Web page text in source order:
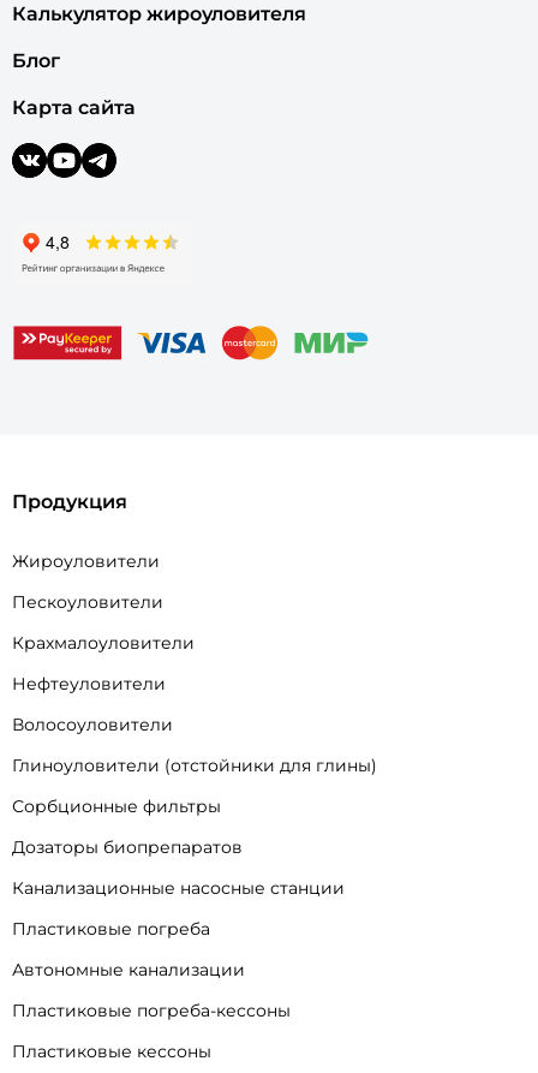
Калькулятор жироуловителя
Блог
Карта сайта
Продукция
Жироуловители
Пескоуловители
Крахмалоуловители
Нефтеуловители
Волосоуловители
Глиноуловители (отстойники для глины)
Сорбционные фильтры
Дозаторы биопрепаратов
Канализационные насосные станции
Пластиковые погреба
Автономные канализации
Пластиковые погреба-кессоны
Пластиковые кессоны